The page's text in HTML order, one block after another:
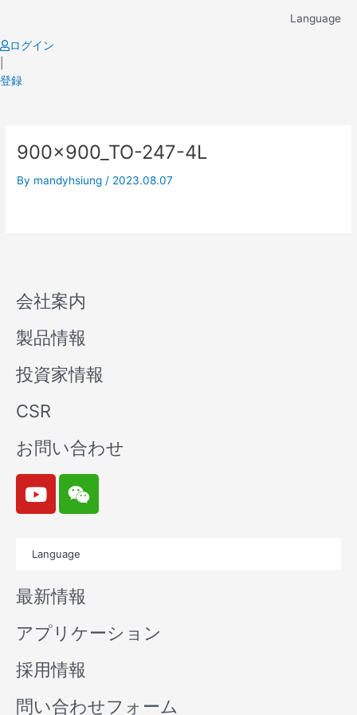
content
Language
ログイン
登録
900x900_TO-247-4L
By mandyhsiung / 2023.08.07
会社案内
製品情報
投資家情報
CSR
お問い合わせ
Y
o
u
b
e
W
e
i
n
Language
最新情報
アプリケーション
採用情報
問い合わせフォーム